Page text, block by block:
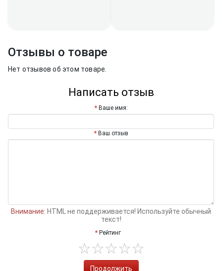
Отзывы о товаре
Нет отзывов об этом товаре.
Написать отзыв
Ваше имя:
Ваш отзыв
Внимание: HTML не поддерживается! Используйте обычный
текст!
Рейтинг
Продолжить